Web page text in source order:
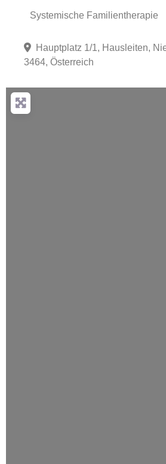
Systemische Familientherapie
Hauptplatz 1/1, Hausleiten,
3464, Österreich